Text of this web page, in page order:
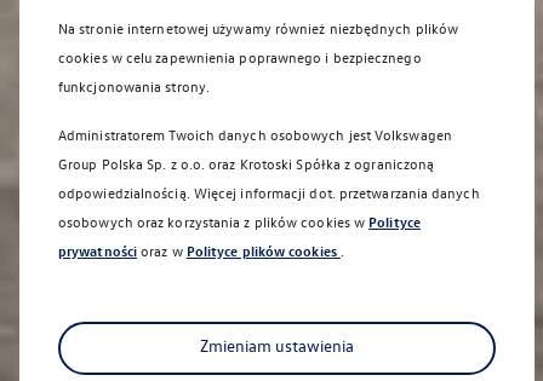
Bezkompromisowy każdego dnia
Na stronie internetowej używamy również niezbędnych plików
cookies w celu zapewnienia poprawnego i bezpiecznego
funkcjonowania strony.
Administratorem Twoich danych osobowych jest Volkswagen
Group Polska Sp. z o.o. oraz Krotoski Spółka z ograniczoną
odpowiedzialnością . Więcej informacji dot. przetwarzania danych
osobowych oraz korzystania z plików cookies w Polityce
prywatności oraz w Polityce plików cookies
Zmieniam ustawienia